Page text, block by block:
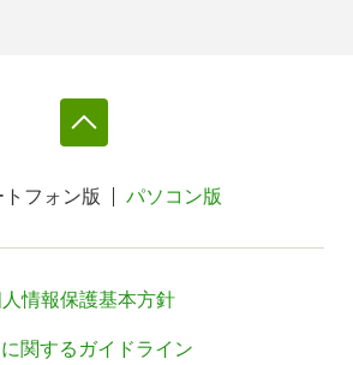
トフォン版 パソコン版
情報保護基本方針
関するガイドライン